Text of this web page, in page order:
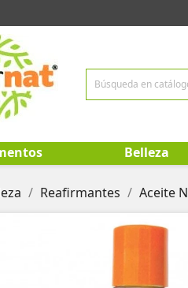
Belleza
Reafirmantes Aceite